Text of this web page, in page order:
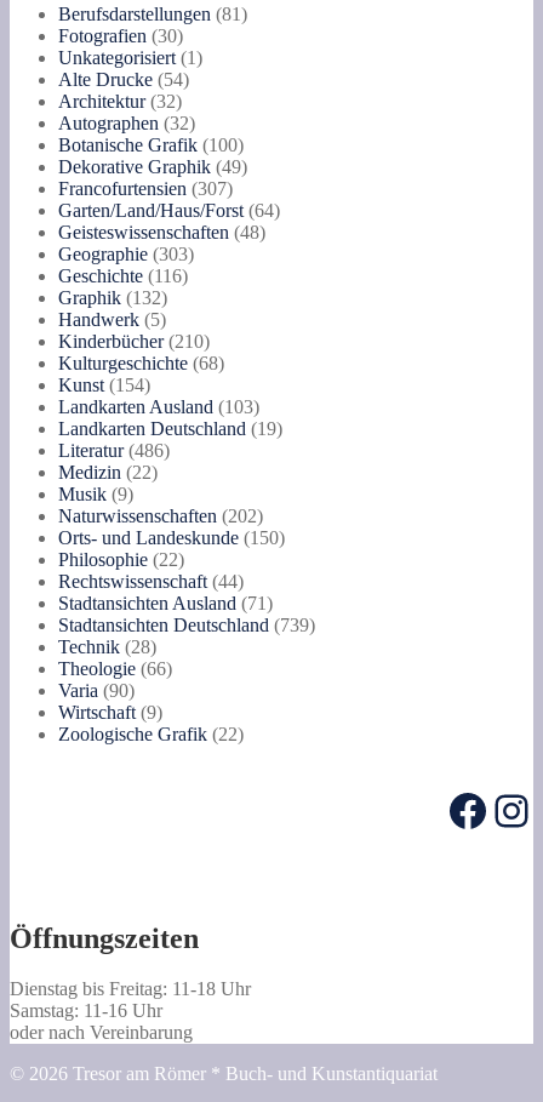
MengeBerufsdarstellungen 8181
Fotografien 3030
Produkte
Unkategorisiert 11
Alte Drucke 5454
Architektur 3232
Produkte
Autographen 3232
Produkte
Botanische Grafik 100100
Produkte
Dekorative Graphik 4949
Francofurtensien 307307
Produkte
Garten/Land/Haus/Forst 6464
Geisteswissenschaften 4848
Geographie 303303
Produkte
Geschichte 116116
Graphik 132132
Produkte
Handwerk 55
Produkte
Kinderbücher 210210
Produkte
Kulturgeschichte 6868
Kunst 154154
Produkte
Landkarten Ausland 103103
Produkte
Landkarten Deutschland 1919
Literatur 486486
Medizin 2222
Musik 99
Produkte
Naturwissenschaften 202202
Produkte
Orts- und Landeskunde 150150
Philosophie 2222
Produkte
Rechtswissenschaft 4444
Produkte
Stadtansichten Ausland 7171
Produkte
Stadtansichten Deutschland 739739
Technik 2828
Produkte
Theologie 6666
Varia 9090
Produkte
Wirtschaft 99
Produkte
Zoologische Grafik 2222
Öffnungszeiten
Dienstag bis Freitag: 11-18 Uhr
Samstag: 11-16 Uhr
oder nach Vereinbarung
© 2026 Tresor am Römer * Buch- und Kunstantiquariat